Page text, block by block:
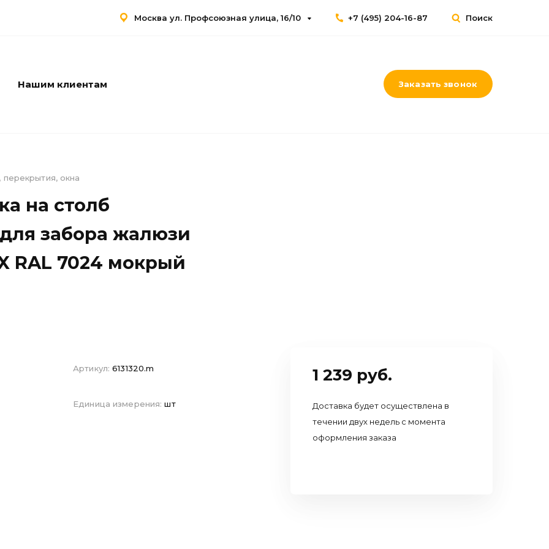
Москва ул. Профсоюзная улица, 16/10 +7 (495) 204-16-87 Поиск
Нашим клиентам Заказать звонок
Услуги
окна
на столб
забора жалюзи
RAL 7024 мокрый
Артикул: 6131320.m
Единица измерения: шт
1 239 руб.
Доставка будет осуществлена в
течении двух недель с момента
оформления заказа